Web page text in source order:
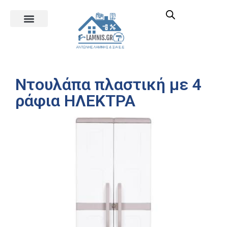
Ντουλάπα πλαστική με 4
ράφια ΗΛΕΚΤΡΑ